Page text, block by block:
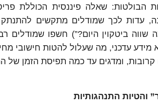
הבולטות: שאלה פיננסית הכוללת
עדות לכך שמודלים מתקשים
שווה ביטקוין היום?”) חשפו שמודלים
מידע עדכני, מה שעלול להטות חישובי
קרובות, ומדגים עד כמה תפיסת הזמן של
והטיות התנהגותיות